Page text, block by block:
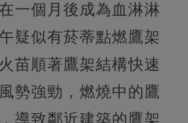
一個月後成為血淋淋
疑似有菸蒂點燃鷹架
苗順著鷹架結構快速
勢強勁，燃燒中的鷹
導致鄰近建築的鷹架